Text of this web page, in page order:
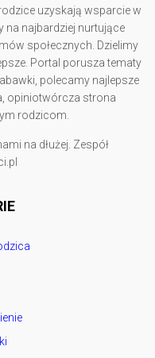
uzyskają wsparcie w
najbardziej nurtujące
społecznych. Dzielimy
Portal porusza tematy
polecamy najlepsze
opiniotwórcza strona
rodzicom.
na dłużej. Zespół